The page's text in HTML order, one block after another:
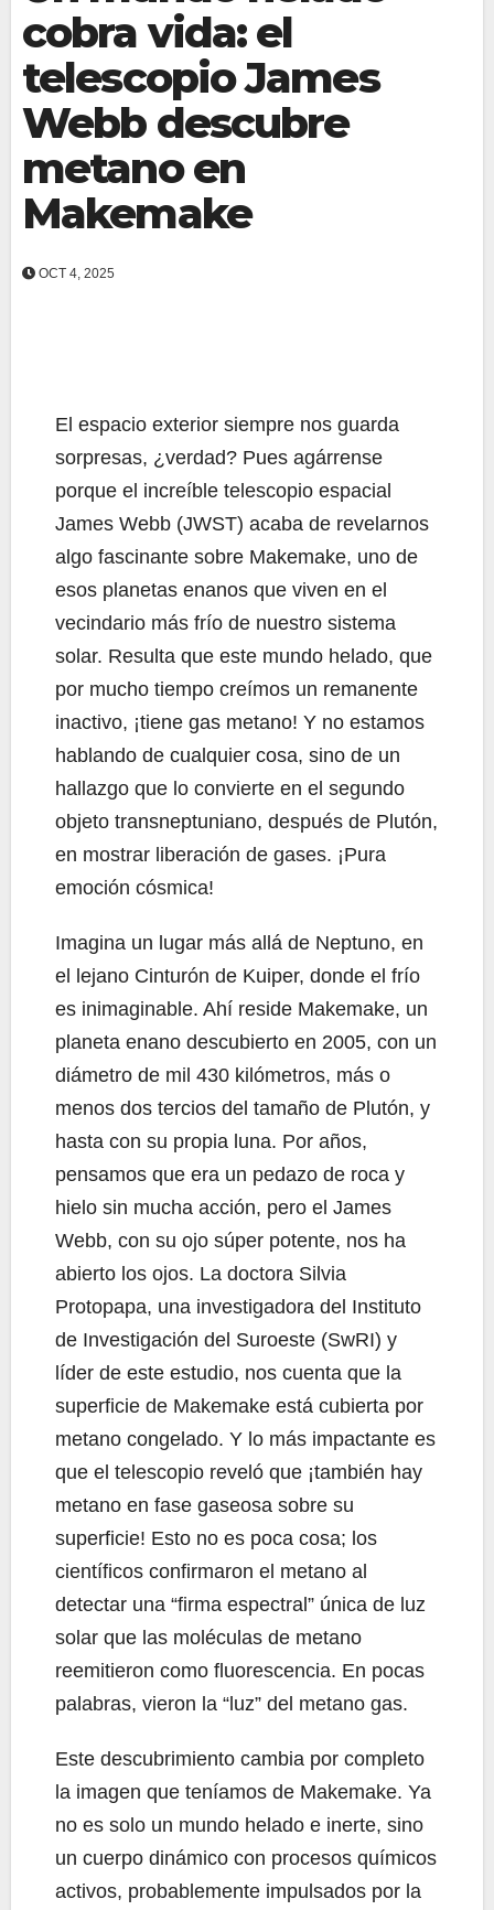
cobra vida: el
telescopio James
Webb descubre
metano en
Makemake
OCT 4, 2025
El espacio exterior siempre nos guarda
sorpresas, ¿verdad? Pues agárrense
porque el increíble telescopio espacial
James Webb (JWST) acaba de revelarnos
algo fascinante sobre Makemake, uno de
esos planetas enanos que viven en el
vecindario más frío de nuestro sistema
solar. Resulta que este mundo helado, que
por mucho tiempo creímos un remanente
inactivo, ¡tiene gas metano! Y no estamos
hablando de cualquier cosa, sino de un
hallazgo que lo convierte en el segundo
objeto transneptuniano, después de Plutón,
en mostrar liberación de gases. ¡Pura
emoción cósmica!
Imagina un lugar más allá de Neptuno, en
el lejano Cinturón de Kuiper, donde el frío
es inimaginable. Ahí reside Makemake, un
planeta enano descubierto en 2005, con un
diámetro de mil 430 kilómetros, más o
menos dos tercios del tamaño de Plutón, y
hasta con su propia luna. Por años,
pensamos que era un pedazo de roca y
hielo sin mucha acción, pero el James
Webb, con su ojo súper potente, nos ha
abierto los ojos. La doctora Silvia
Protopapa, una investigadora del Instituto
de Investigación del Suroeste (SwRI) y
líder de este estudio, nos cuenta que la
superficie de Makemake está cubierta por
metano congelado. Y lo más impactante es
que el telescopio reveló que ¡también hay
metano en fase gaseosa sobre su
superficie! Esto no es poca cosa; los
científicos confirmaron el metano al
detectar una “firma espectral” única de luz
solar que las moléculas de metano
reemitieron como fluorescencia. En pocas
palabras, vieron la “luz” del metano gas.
Este descubrimiento cambia por completo
la imagen que teníamos de Makemake. Ya
no es solo un mundo helado e inerte, sino
un cuerpo dinámico con procesos químicos
activos, probablemente impulsados por la